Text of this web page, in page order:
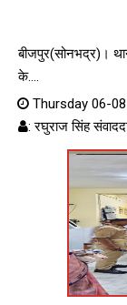
बीजपुर(सोनभद्र)।
के....
Thursday 06-
: रघुराज सिंह